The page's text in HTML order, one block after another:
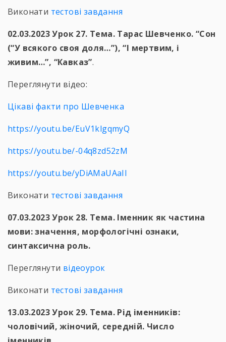
Виконати тестові завдання
02.03.2023 Урок 27. Тема. Тарас Шевченко. “Сон
(“У всякого своя доля…”), “І мертвим, і
живим…”, “Кавказ”.
Переглянути відео:
Цікаві факти про Шевченка
https://youtu.be/EuV1klgqmyQ
https://youtu.be/-04q8zd52zM
https://youtu.be/yDiAMaUAaII
Виконати тестові завдання
07.03.2023 Урок 28. Тема. Іменник як частина
мови: значення, морфологічні ознаки,
синтаксична роль.
Переглянути відеоурок
Виконати тестові завдання
13.03.2023 Урок 29. Тема. Рід іменників:
чоловічий, жіночий, середній. Число